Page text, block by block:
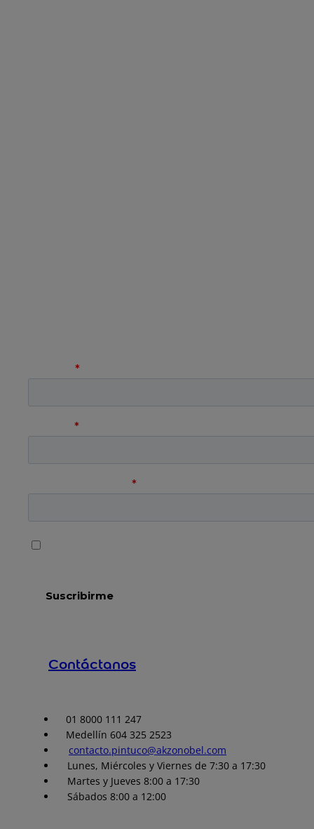
Contáctanos
01 8000 111 247
Medellín 604 325 2523
contacto.pintuco@akzonobel.com
Lunes, Miércoles y Viernes de 7:30 a 17:30
Martes y Jueves 8:00 a 17:30
Sábados 8:00 a 12:00